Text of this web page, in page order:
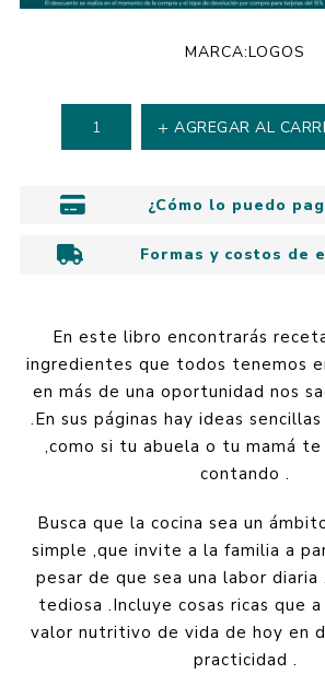
MARCA:LOGOS
AGREGAR AL
¿Cómo lo puedo
Formas y costos de
En este libro encontrarás
ingredientes que todos tenemos
en más de una oportunidad nos
.En sus páginas hay ideas
,como si tu abuela o tu mamá
contando .
Busca que la cocina sea un
simple ,que invite a la familia a
pesar de que sea una labor diaria
tediosa .Incluye cosas ricas que
valor nutritivo de vida de hoy en
practicidad .